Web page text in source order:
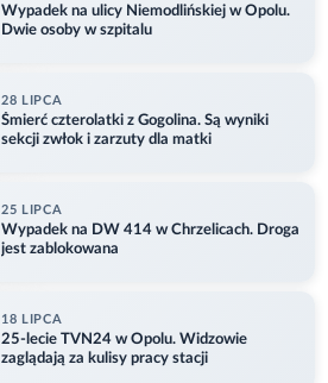
Wypadek na ulicy Niemodlińskiej w Opolu.
Dwie osoby w szpitalu
28 LIPCA
Śmierć czterolatki z Gogolina. Są wyniki
sekcji zwłok i zarzuty dla matki
25 LIPCA
Wypadek na DW 414 w Chrzelicach. Droga
jest zablokowana
18 LIPCA
25-lecie TVN24 w Opolu. Widzowie
zaglądają za kulisy pracy stacji